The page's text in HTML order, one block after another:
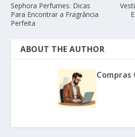
Sephora Perfumes: Dicas
Para Encontrar a Fragrância
Perfeita
ABOUT THE AUTHOR
Compras